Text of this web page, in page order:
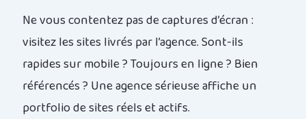
Ne vous contentez pas de captures d’écran :
visitez les sites livrés par l’agence. Sont-ils
rapides sur mobile ? Toujours en ligne ? Bien
référencés ? Une agence sérieuse affiche un
portfolio de sites réels et actifs.